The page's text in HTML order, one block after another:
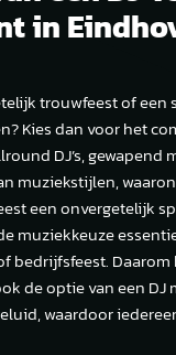
in
trouwfeest of een
Kies dan voor het
DJ’s,
muziekstijlen,
een onvergetelijk
muziekkeuze
bedrijfsfeest. Daarom
de optie van een
waardoor